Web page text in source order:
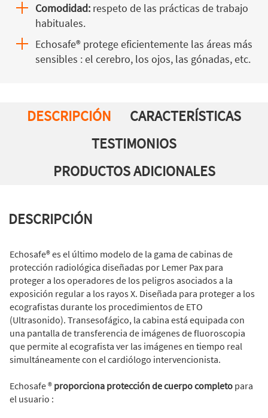
Comodidad: respeto de las prácticas de trabajo
habituales.
Echosafe® protege eficientemente las áreas más
sensibles : el cerebro, los ojos, las gónadas, etc.
DESCRIPCIÓN
CARACTERÍSTICAS
TESTIMONIOS
PRODUCTOS ADICIONALES
DESCRIPCIÓN
Echosafe® es el último modelo de la gama de cabinas de
protección radiológica diseñadas por Lemer Pax para
proteger a los operadores de los peligros asociados a la
exposición regular a los rayos X. Diseñada para proteger a los
ecografistas durante los procedimientos de ETO
(Ultrasonido). Transesofágico, la cabina está equipada con
una pantalla de transferencia de imágenes de fluoroscopia
que permite al ecografista ver las imágenes en tiempo real
simultáneamente con el cardiólogo intervencionista.
Echosafe ® proporciona protección de cuerpo completo para
el usuario :